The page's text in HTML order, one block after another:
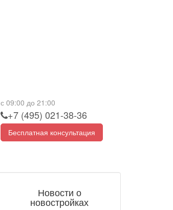
с 09:00 до 21:00
+7 (495) 021-38-36
Бесплатная консультация
Новости о
новостройках